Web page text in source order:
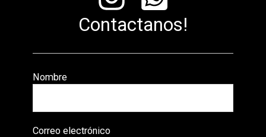
Contactanos!
Nombre
Correo electrónico